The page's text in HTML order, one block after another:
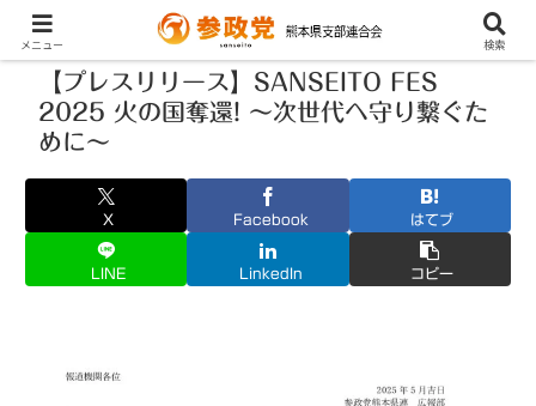
【プレスリリース】SANSEITO FES
2025 火の国奪還! 〜次世代へ守り繋ぐた
めに〜
X Facebook はてブ
LINE LinkedIn コピー
メニュー 検索